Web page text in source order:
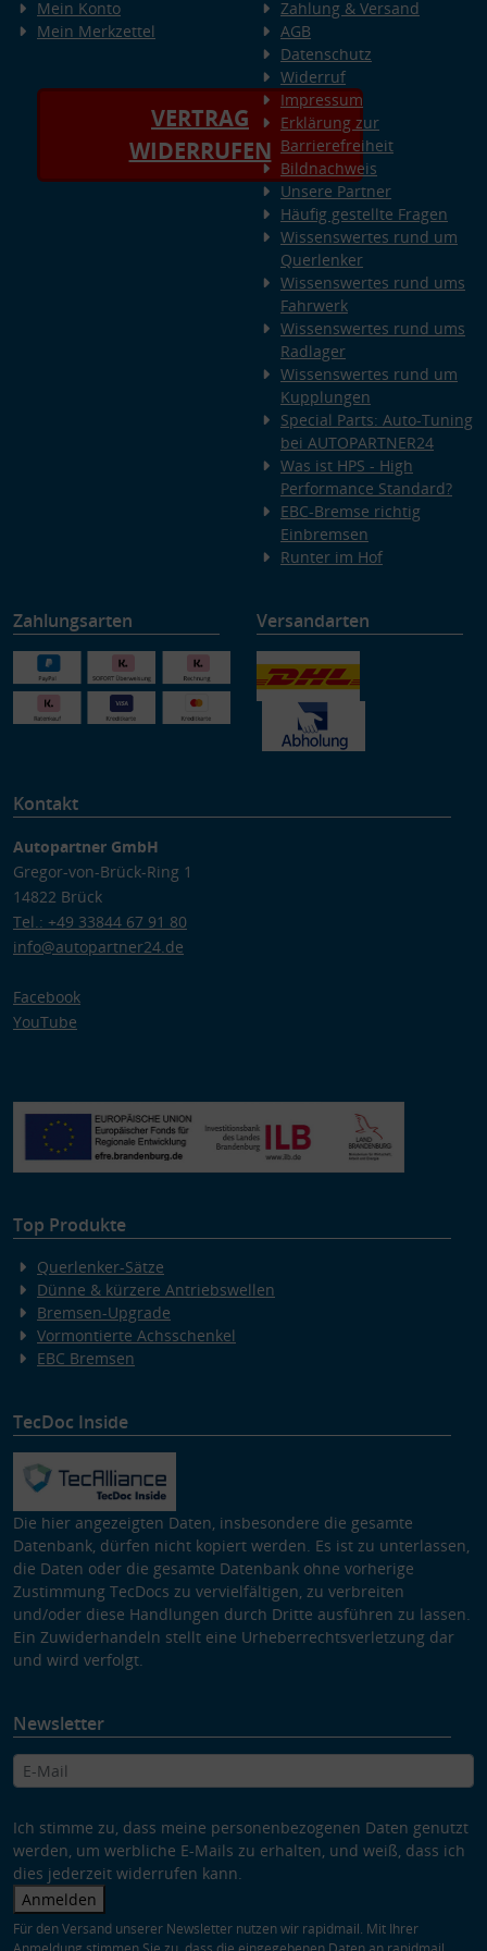
Mein Konto
Mein Merkzettel
VERTRAG
WIDERRUFEN
Zahlung & Versand
AGB
Datenschutz
Widerruf
Impressum
Erklärung zur
Barrierefreiheit
Bildnachweis
Unsere Partner
Häufig gestellte Fragen
Wissenswertes rund um
Querlenker
Wissenswertes rund ums
Fahrwerk
Wissenswertes rund ums
Radlager
Wissenswertes rund um
Kupplungen
Special Parts: Auto-Tuning
bei AUTOPARTNER24
Was ist HPS - High
Performance Standard?
EBC-Bremse richtig
Einbremsen
Runter im Hof
Zahlungsarten Versandarten
Kontakt
Autopartner GmbH
Gregor-von-Brück-Ring 1
14822 Brück
Tel.: +49 33844 67 91 80
info@autopartner24.de
Facebook
YouTube
Top Produkte
Querlenker-Sätze
Dünne & kürzere Antriebswellen
Bremsen-Upgrade
Vormontierte Achsschenkel
EBC Bremsen
TecDoc Inside
Die hier angezeigten Daten, insbesondere die gesamte
Datenbank, dürfen nicht kopiert werden. Es ist zu unterlassen,
die Daten oder die gesamte Datenbank ohne vorherige
Zustimmung TecDocs zu vervielfältigen, zu verbreiten
und/oder diese Handlungen durch Dritte ausführen zu lassen.
Ein Zuwiderhandeln stellt eine Urheberrechtsverletzung dar
und wird verfolgt.
Newsletter
Ich stimme zu, dass meine personenbezogenen Daten genutzt
werden, um werbliche E-Mails zu erhalten, und weiß, dass ich
dies jederzeit widerrufen kann.
Anmelden
Für den Versand unserer Newsletter nutzen wir rapidmail. Mit Ihrer